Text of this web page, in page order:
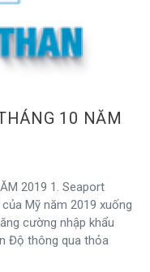
10 NĂM
2019 1. Seaport
Mỹ năm 2019 xuống
cường nhập khẩu
Độ thông qua thỏa